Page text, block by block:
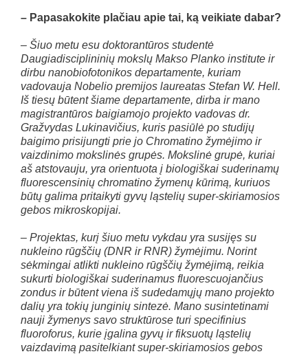
– Papasakokite plačiau apie tai, ką veikiate dabar?
– Šiuo metu esu doktorantūros studentė
Daugiadisciplininių mokslų Makso Planko institute ir
dirbu nanobiofotonikos departamente, kuriam
vadovauja Nobelio premijos laureatas Stefan W. Hell.
Iš tiesų būtent šiame departamente, dirba ir mano
magistrantūros baigiamojo projekto vadovas dr.
Gražvydas Lukinavičius, kuris pasiūlė po studijų
baigimo prisijungti prie jo Chromatino žymėjimo ir
vaizdinimo mokslinės grupės. Mokslinė grupė, kuriai
aš atstovauju, yra orientuota į biologiškai suderinamų
fluorescensinių chromatino žymenų kūrimą, kuriuos
būtų galima pritaikyti gyvų ląstelių super-skiriamosios
gebos mikroskopijai.
– Projektas, kurį šiuo metu vykdau yra susijęs su
nukleino rūgščių (DNR ir RNR) žymėjimu. Norint
sėkmingai atlikti nukleino rūgščių žymėjimą, reikia
sukurti biologiškai suderinamus fluorescuojančius
zondus ir būtent viena iš sudedamųjų mano projekto
dalių yra tokių junginių sintezė. Mano susintetinami
nauji žymenys savo struktūrose turi specifinius
fluoroforus, kurie įgalina gyvų ir fiksuotų ląstelių
vaizdavimą pasitelkiant super-skiriamosios gebos